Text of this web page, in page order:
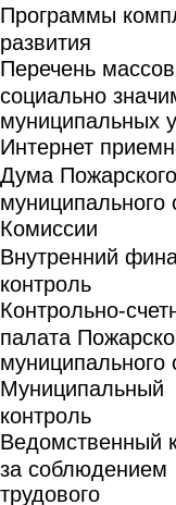
Программы
развития
Перечень
социально
муниципальных
Интернет
Дума Пожарского
муниципального
Комиссии
Внутренний
контроль
Контрольно-
палата
муниципального
Муниципальный
контроль
Ведомственный
за соблюдением
трудового